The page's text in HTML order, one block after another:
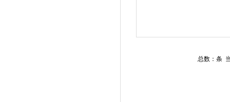
总数：条